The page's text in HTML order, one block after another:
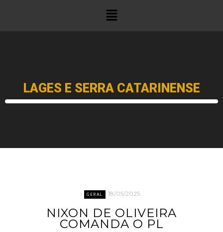
LAGES E SERRA CATARINENSE
GERAL 18/05/2025
NIXON DE OLIVEIRA
COMANDA O PL